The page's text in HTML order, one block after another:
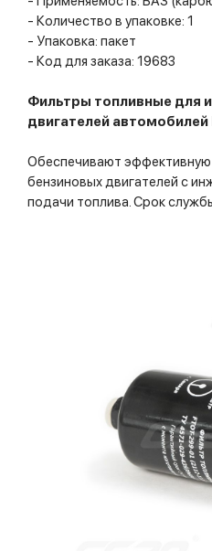
- Количество в упаковке: 1
- Упаковка: пакет
- Код для заказа: 19683
Фильтры топливные для
двигателей автомобилей
Обеспечивают эффективную
бензиновых двигателей с
подачи топлива. Срок